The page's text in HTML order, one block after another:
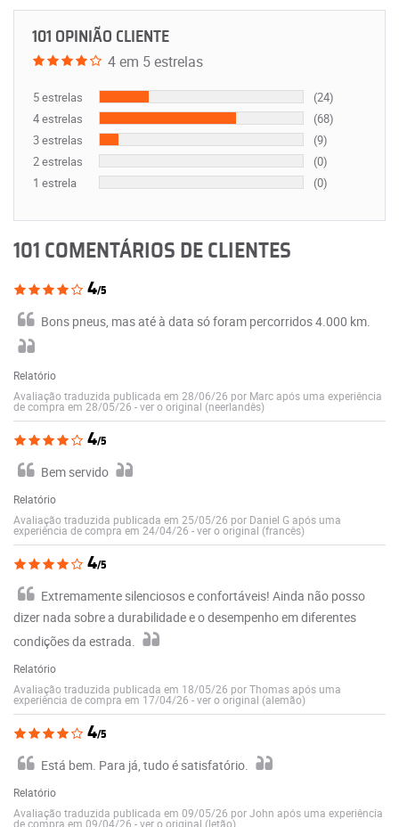
101 OPINIÃO CLIENTE
4 em 5 estrelas
5 estrelas
(24)
4 estrelas
(68)
3 estrelas
(9)
2 estrelas
(0)
1 estrela
(0)
101 COMENTÁRIOS DE CLIENTES
4/5
Bons pneus, mas até à data só foram percorridos 4.000 km.
Relatório
Avaliação traduzida publicada em 28/06/26 por Marc após uma experiência
de compra em 28/05/26 -ver o original (neerlandês)
4/5
Bem servido
Relatório
Avaliação traduzida publicada em 25/05/26 por Daniel G após uma
experiência de compra em 24/04/26 -ver o original (francês)
4/5
Extremamente silenciosos e confortáveis! Ainda não posso
dizer nada sobre a durabilidade e o desempenho em diferentes
condições da estrada.
Relatório
Avaliação traduzida publicada em 18/05/26 por Thomas após uma
experiência de compra em 17/04/26 -ver o original (alemão)
4/5
Está bem. Para já, tudo é satisfatório.
Relatório
Avaliação traduzida publicada em 09/05/26 por John após uma experiência
de compra em 09/04/26 -ver o original (letão)